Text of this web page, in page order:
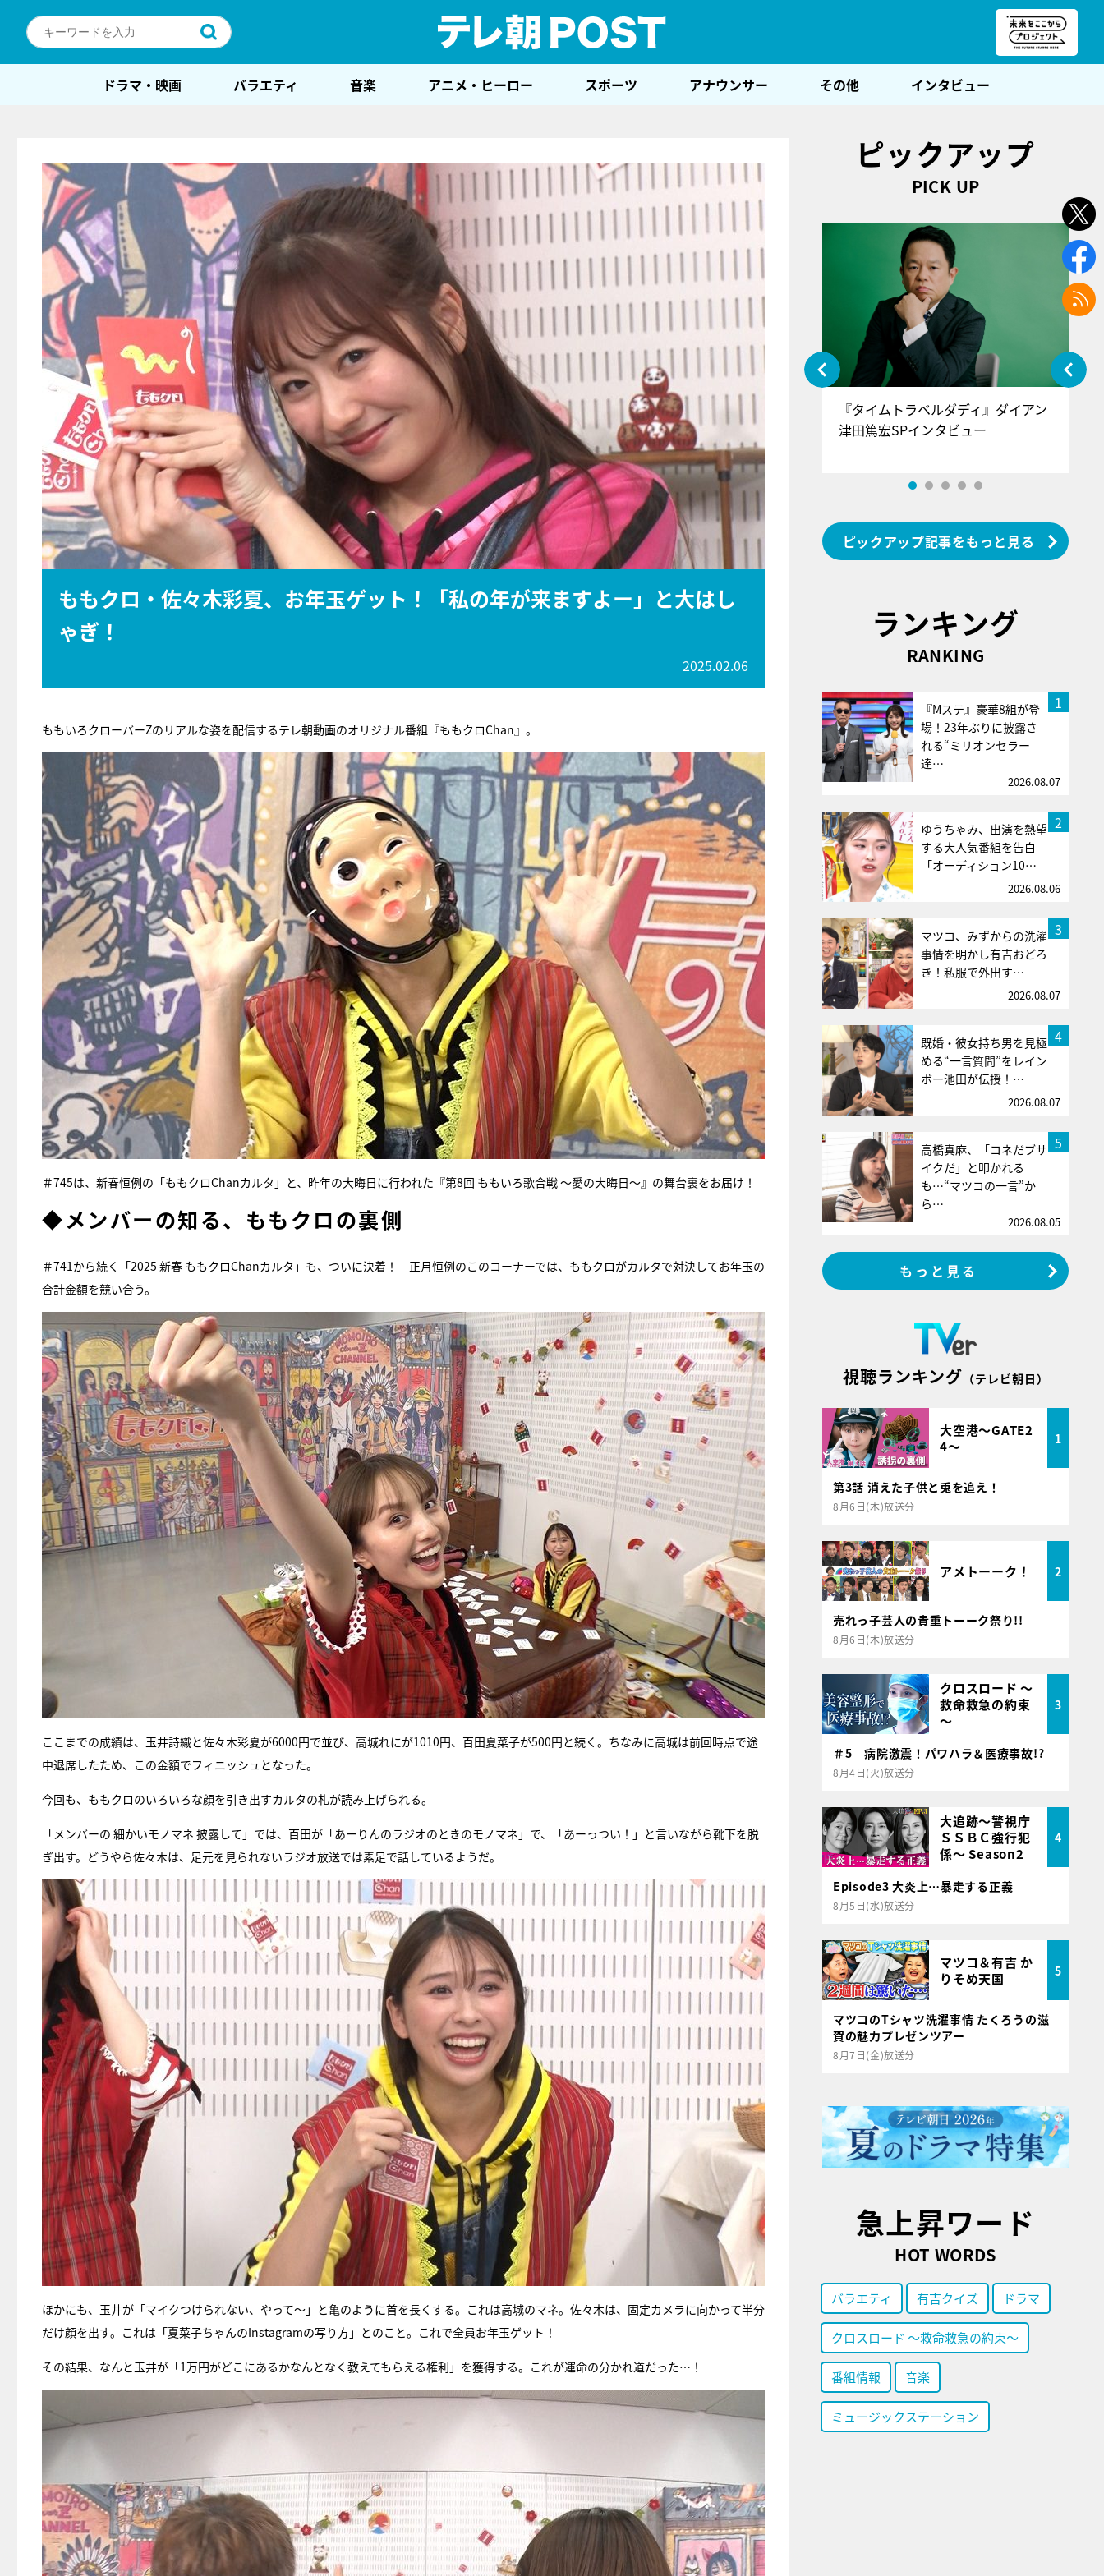
ドラマ・映画 バラエティ 音楽 アニメ・ヒーロー スポーツ アナウンサー その他 インタビュー
ももクロ・佐々木彩夏、お年玉ゲット！「私の年が来ますよー」と大はし
ゃぎ！
2025.02.06
ももいろクローバーZのリアルな姿を配信するテレ朝動画のオリジナル番組『ももクロChan』。
＃745は、新春恒例の「ももクロChanカルタ」と、昨年の大晦日に行われた『第8回 ももいろ歌合戦 ～愛の大晦日～』の舞台裏をお届け！
◆メンバーの知る、ももクロの裏側
＃741から続く「2025 新春 ももクロChanカルタ」も、ついに決着！ 正月恒例のこのコーナーでは、ももクロがカルタで対決してお年玉の
合計金額を競い合う。
ここまでの成績は、玉井詩織と佐々木彩夏が6000円で並び、高城れにが1010円、百田夏菜子が500円と続く。ちなみに高城は前回時点で途
中退席したため、この金額でフィニッシュとなった。
今回も、ももクロのいろいろな顔を引き出すカルタの札が読み上げられる。
「メンバーの 細かいモノマネ 披露して」では、百田が「あーりんのラジオのときのモノマネ」で、「あーっつい！」と言いながら靴下を脱
ぎ出す。どうやら佐々木は、足元を見られないラジオ放送では素足で話しているようだ。
ほかにも、玉井が「マイクつけられない、やって〜」と亀のように首を長くする。これは高城のマネ。佐々木は、固定カメラに向かって半分
だけ顔を出す。これは「夏菜子ちゃんのInstagramの写り方」とのこと。これで全員お年玉ゲット！
その結果、なんと玉井が「1万円がどこにあるかなんとなく教えてもらえる権利」を獲得する。これが運命の分かれ道だった…！
ピックアップ
PICK UP
『アイ＝ラブ！げーみんぐ』＝LOV
E齋藤樹愛羅＆佐々木舞香SPインタ
ビュー
『タイムトラベルダディ』ダイアン
津田篤宏SPインタビュー
ピックアップ記事をもっと見る
ランキング
RANKING
1
『Mステ』豪華8組が登
場！23年ぶりに披露さ
れる“ミリオンセラー
達…
2026.08.07
2
ゆうちゃみ、出演を熱望
する大人気番組を告白
「オーディション10…
2026.08.06
3
マツコ、みずからの洗濯
事情を明かし有吉おどろ
き！私服で外出す…
2026.08.07
4
既婚・彼女持ち男を見極
める“一言質問”をレイン
ボー池田が伝授！…
2026.08.07
5
高橋真麻、「コネだブサ
イクだ」と叩かれる
も…“マツコの一言”か
ら…
2026.08.05
もっと見る
視聴ランキング （テレビ朝日）
大空港～GATE2
4～
1
第3話 消えた子供と兎を追え！
8月6日(木)放送分
アメトーーク！ 2
売れっ子芸人の貴重トーーク祭り!!
8月6日(木)放送分
クロスロード ～
救命救急の約束
～
3
＃5 病院激震！パワハラ＆医療事故!?
8月4日(火)放送分
大追跡～警視庁
ＳＳＢＣ強行犯
係～ Season2
4
Episode3 大炎上…暴走する正義
8月5日(水)放送分
マツコ＆有吉 か
りそめ天国
5
マツコのTシャツ洗濯事情 たくろうの滋
賀の魅力プレゼンツアー
8月7日(金)放送分
急上昇ワード
HOT WORDS
バラエティ 有吉クイズ ドラマ
クロスロード ～救命救急の約束～
番組情報 音楽
ミュージックステーション